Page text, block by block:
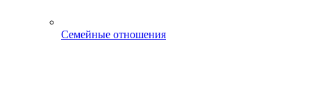
Семейные отношения